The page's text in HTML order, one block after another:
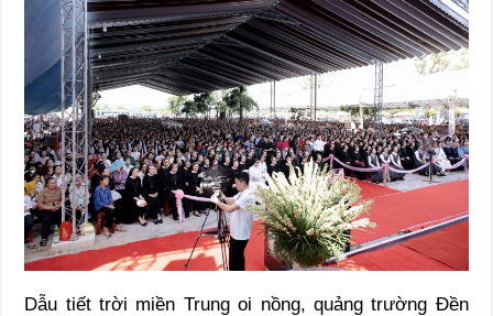
Dẫu tiết trời miền Trung oi nồng, quảng trường Đền